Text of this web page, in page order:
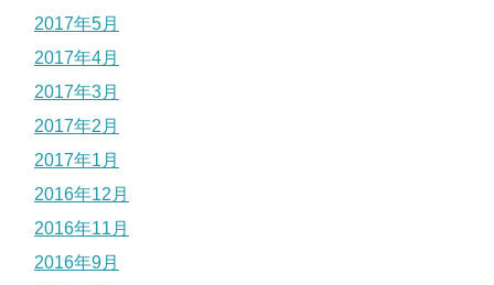
2017年5月
2017年4月
2017年3月
2017年2月
2017年1月
2016年12月
2016年11月
2016年9月